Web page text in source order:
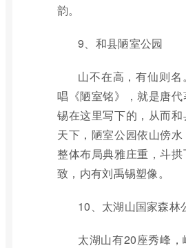
韵。
9、和县陋室公园
山不在高，有仙则
唱《陋室铭》，就是唐
锡在这里写下的，从而
天下，陋室公园依山傍水
整体布局典雅庄重，斗
致，内有刘禹锡塑像。
10、太湖山国家森林
太湖山有20座秀峰